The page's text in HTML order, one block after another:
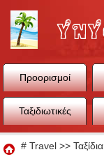
Προορισμοί
Ταξιδιωτικές
Ταξίδια
# Travel >> Ταξίδια